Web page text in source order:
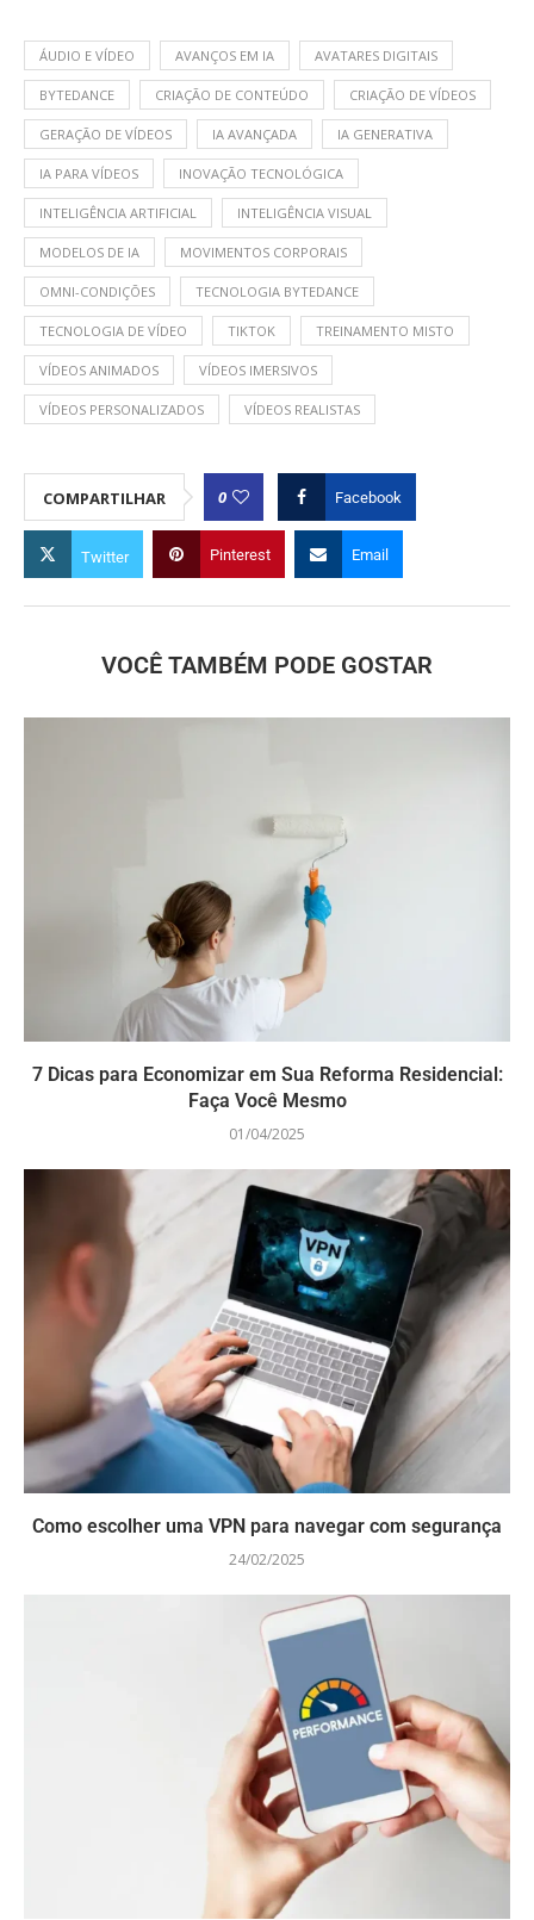
ÁUDIO E VÍDEO AVANÇOS EM IA AVATARES DIGITAIS
BYTEDANCE CRIAÇÃO DE CONTEÚDO CRIAÇÃO DE VÍDEOS
GERAÇÃO DE VÍDEOS IA AVANÇADA IA GENERATIVA
IA PARA VÍDEOS INOVAÇÃO TECNOLÓGICA
INTELIGÊNCIA ARTIFICIAL INTELIGÊNCIA VISUAL
MODELOS DE IA MOVIMENTOS CORPORAIS
OMNI-CONDIÇÕES TECNOLOGIA BYTEDANCE
TECNOLOGIA DE VÍDEO TIKTOK TREINAMENTO MISTO
VÍDEOS ANIMADOS VÍDEOS IMERSIVOS
VÍDEOS PERSONALIZADOS VÍDEOS REALISTAS
COMPARTILHAR 0 Facebook
Twitter Pinterest Email
VOCÊ TAMBÉM PODE GOSTAR
7 Dicas para Economizar em Sua Reforma Residencial:
Faça Você Mesmo
01/04/2025
Como escolher uma VPN para navegar com segurança
24/02/2025